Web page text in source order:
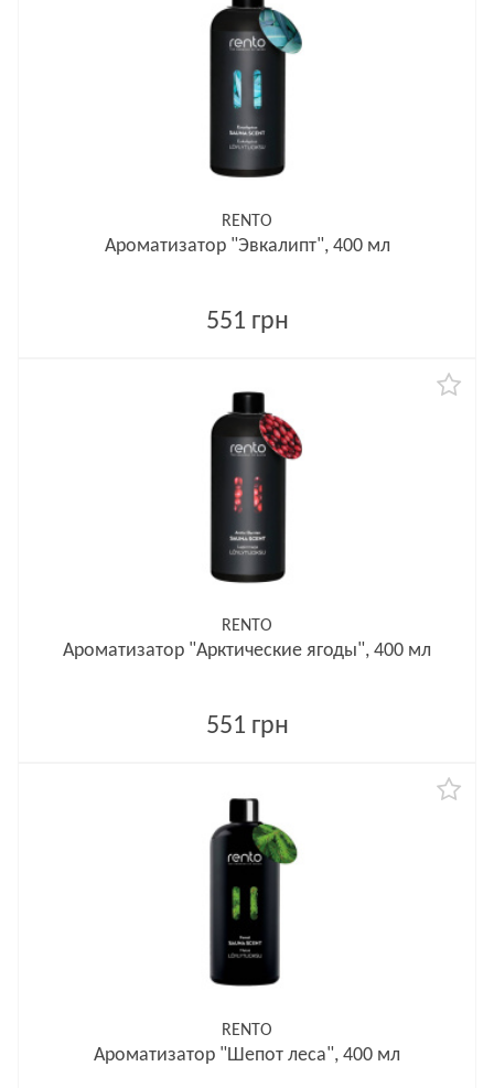
RENTO
Ароматизатор "Эвкалипт", 400 мл
551 грн
RENTO
Ароматизатор "Арктические ягоды", 400 мл
551 грн
RENTO
Ароматизатор "Шепот леса", 400 мл